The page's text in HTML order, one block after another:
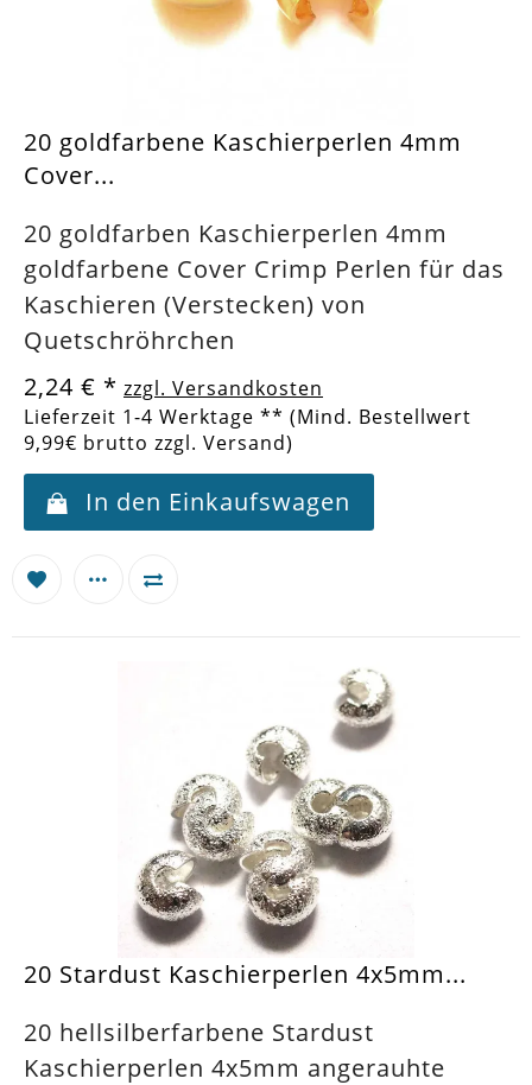
20 goldfarbene Kaschierperlen 4mm
Cover...
20 goldfarben Kaschierperlen 4mm
goldfarbene Cover Crimp Perlen für das
Kaschieren (Verstecken) von
Quetschröhrchen
2,24 € * zzgl. Versandkosten
Lieferzeit 1-4 Werktage ** (Mind. Bestellwert
9,99€ brutto zzgl. Versand)
In den Einkaufswagen
20 Stardust Kaschierperlen 4x5mm...
20 hellsilberfarbene Stardust
Kaschierperlen 4x5mm angerauhte